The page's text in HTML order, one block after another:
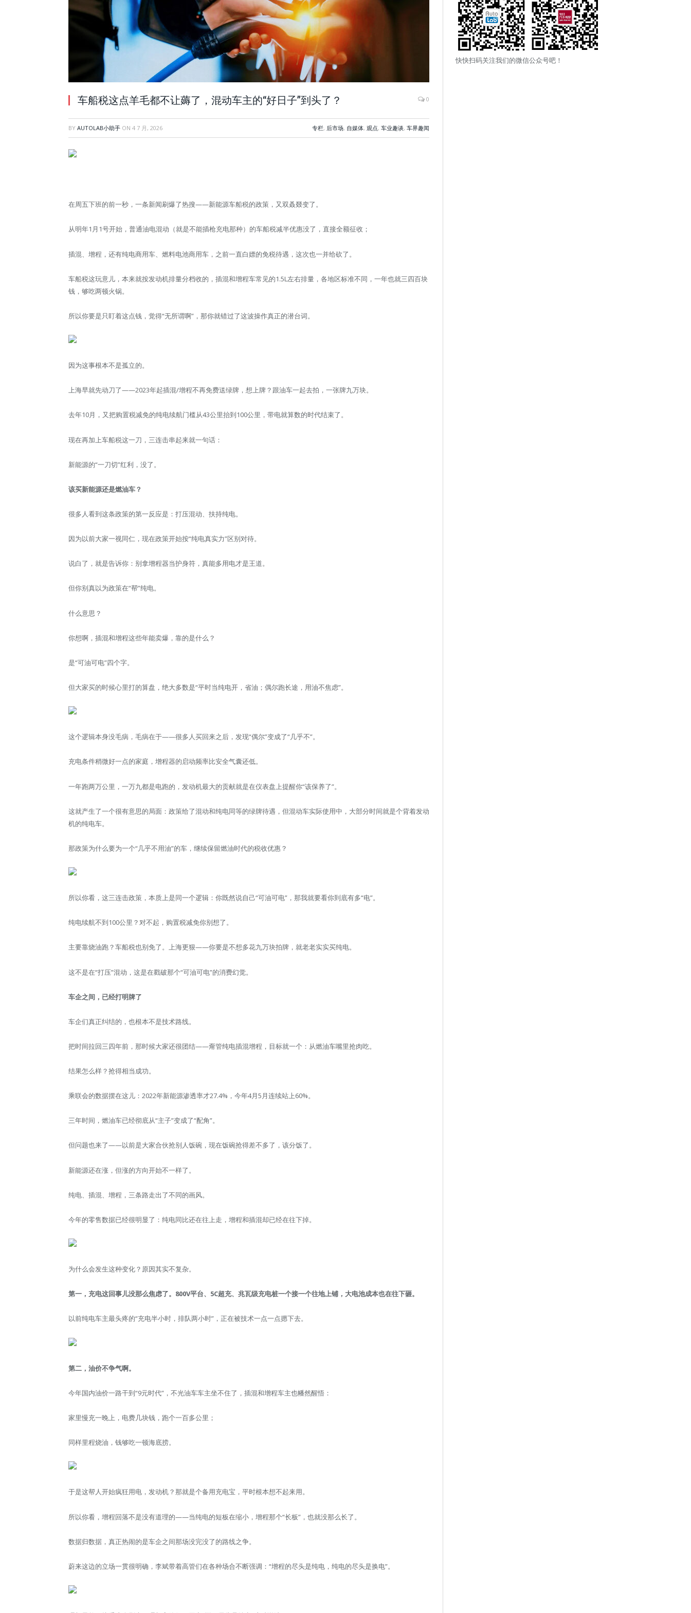
车船税这点羊毛都不让薅了，混动车主的“好日子”到头了？ 0
BY AUTOLAB小助手 ON 4 7 月, 2026 专栏, 后市场, 自媒体, 观点, 车业趣谈, 车界趣闻
在周五下班的前一秒，一条新闻刷爆了热搜——新能源车船税的政策，又双叒叕变了。
从明年1月1号开始，普通油电混动（就是不能插枪充电那种）的车船税减半优惠没了，直接全额征收；
插混、增程，还有纯电商用车、燃料电池商用车，之前一直白嫖的免税待遇，这次也一并给砍了。
车船税这玩意儿，本来就按发动机排量分档收的，插混和增程车常见的1.5L左右排量，各地区标准不同，一年也就三四百块
钱，够吃两顿火锅。
所以你要是只盯着这点钱，觉得“无所谓啊”，那你就错过了这波操作真正的潜台词。
因为这事根本不是孤立的。
上海早就先动刀了——2023年起插混/增程不再免费送绿牌，想上牌？跟油车一起去拍，一张牌九万块。
去年10月，又把购置税减免的纯电续航门槛从43公里抬到100公里，带电就算数的时代结束了。
现在再加上车船税这一刀，三连击串起来就一句话：
新能源的“一刀切”红利，没了。
该买新能源还是燃油车？
很多人看到这条政策的第一反应是：打压混动、扶持纯电。
因为以前大家一视同仁，现在政策开始按“纯电真实力”区别对待。
说白了，就是告诉你：别拿增程器当护身符，真能多用电才是王道。
但你别真以为政策在“帮”纯电。
什么意思？
你想啊，插混和增程这些年能卖爆，靠的是什么？
是“可油可电”四个字。
但大家买的时候心里打的算盘，绝大多数是“平时当纯电开，省油；偶尔跑长途，用油不焦虑”。
这个逻辑本身没毛病，毛病在于——很多人买回来之后，发现“偶尔”变成了“几乎不”。
充电条件稍微好一点的家庭，增程器的启动频率比安全气囊还低。
一年跑两万公里，一万九都是电跑的，发动机最大的贡献就是在仪表盘上提醒你“该保养了”。
这就产生了一个很有意思的局面：政策给了混动和纯电同等的绿牌待遇，但混动车实际使用中，大部分时间就是个背着发动
机的纯电车。
那政策为什么要为一个“几乎不用油”的车，继续保留燃油时代的税收优惠？
所以你看，这三连击政策，本质上是同一个逻辑：你既然说自己“可油可电”，那我就要看你到底有多“电”。
纯电续航不到100公里？对不起，购置税减免你别想了。
主要靠烧油跑？车船税也别免了。上海更狠——你要是不想多花九万块拍牌，就老老实实买纯电。
这不是在“打压”混动，这是在戳破那个“可油可电”的消费幻觉。
车企之间，已经打明牌了
车企们真正纠结的，也根本不是技术路线。
把时间拉回三四年前，那时候大家还很团结——甭管纯电插混增程，目标就一个：从燃油车嘴里抢肉吃。
结果怎么样？抢得相当成功。
乘联会的数据摆在这儿：2022年新能源渗透率才27.4%，今年4月5月连续站上60%。
三年时间，燃油车已经彻底从“主子”变成了“配角”。
但问题也来了——以前是大家合伙抢别人饭碗，现在饭碗抢得差不多了，该分饭了。
新能源还在涨，但涨的方向开始不一样了。
纯电、插混、增程，三条路走出了不同的画风。
今年的零售数据已经很明显了：纯电同比还在往上走，增程和插混却已经在往下掉。
为什么会发生这种变化？原因其实不复杂。
第一，充电这回事儿没那么焦虑了。800V平台、5C超充、兆瓦级充电桩一个接一个往地上铺，大电池成本也在往下砸。
以前纯电车主最头疼的“充电半小时，排队两小时”，正在被技术一点一点摁下去。
第二，油价不争气啊。
今年国内油价一路干到“9元时代”，不光油车车主坐不住了，插混和增程车主也幡然醒悟：
家里慢充一晚上，电费几块钱，跑个一百多公里；
同样里程烧油，钱够吃一顿海底捞。
于是这帮人开始疯狂用电，发动机？那就是个备用充电宝，平时根本想不起来用。
所以你看，增程回落不是没有道理的——当纯电的短板在缩小，增程那个“长板”，也就没那么长了。
数据归数据，真正热闹的是车企之间那场没完没了的路线之争。
蔚来这边的立场一贯很明确，李斌带着高管们在各种场合不断强调：“增程的尽头是纯电，纯电的尽头是换电”。
快快扫码关注我们的微信公众号吧！